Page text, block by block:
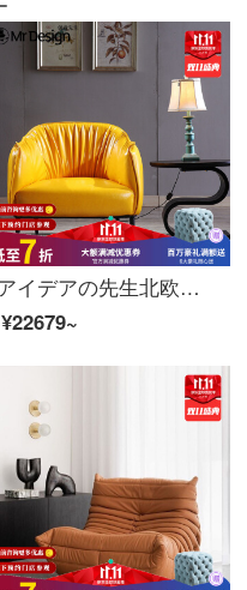
アイデアの先生北欧ネットの赤いシングルの皮のソファーの椅子の客間の鉄の芸は簡単でアイデアが軽くて贅沢でカジュアルな寝室の怠け者の椅子の卵の黄色【亮光】の3人です。
¥22679~